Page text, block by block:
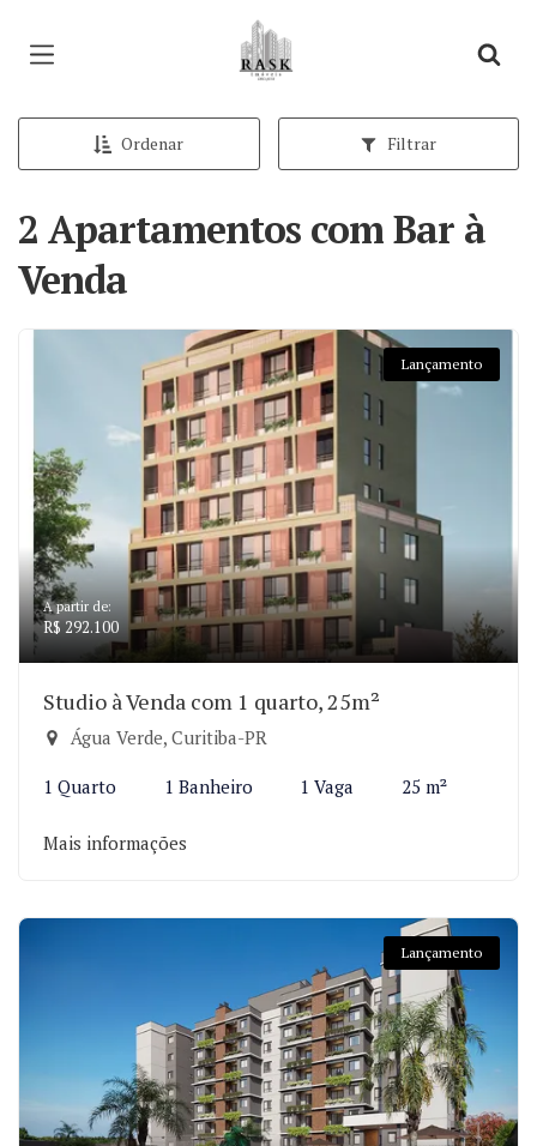
Página inicial
Ordenar Filtrar
2 Apartamentos com Bar à
Venda
Lançamento
A partir de:
R$ 292.100
Studio à Venda com 1 quarto, 25m²
Água Verde, Curitiba-PR
1 Quarto 1 Banheiro 1 Vaga 25 m²
Mais informações
Lançamento